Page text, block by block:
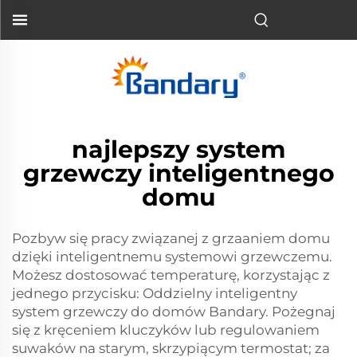
najlepszy system
grzewczy inteligentnego
domu
Pozbyw się pracy związanej z grzaaniem domu
dzięki inteligentnemu systemowi grzewczemu.
Możesz dostosować temperaturę, korzystając z
jednego przycisku: Oddzielny inteligentny
system grzewczy do domów Bandary. Pożegnaj
się z kręceniem kluczyków lub regulowaniem
suwaków na starym, skrzypiącym termostat; za